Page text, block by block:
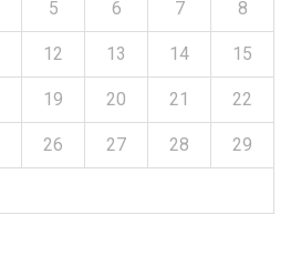
5 6 7 8
12 13 14 15
19 20 21 22
26 27 28 29